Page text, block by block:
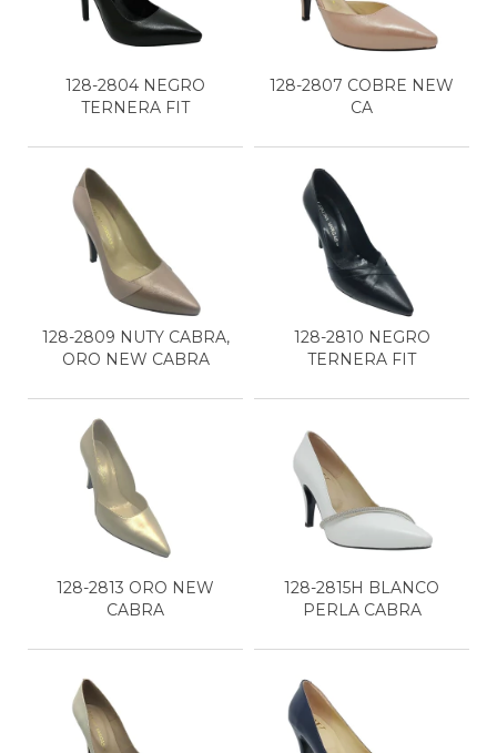
128-2804 NEGRO
TERNERA FIT
128-2807 COBRE NEW
CA
128-2809 NUTY CABRA,
ORO NEW CABRA
128-2810 NEGRO
TERNERA FIT
128-2813 ORO NEW
CABRA
128-2815H BLANCO
PERLA CABRA